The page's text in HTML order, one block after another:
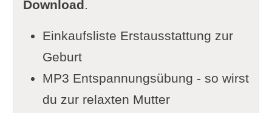
Download.
Einkaufsliste Erstausstattung zur
Geburt
MP3 Entspannungsübung - so wirst
du zur relaxten Mutter